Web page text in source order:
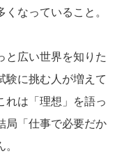
なっていること。
と広い世界を知りた
験に挑む人が増えて
れは「理想」を語っ
局「仕事で必要だか